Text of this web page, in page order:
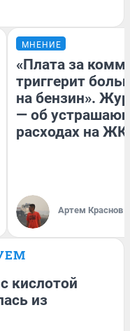
МНЕНИЕ
«Плата за
триггерит
на бензин».
— об
расходах на
Артем Краснов
кислотой
из